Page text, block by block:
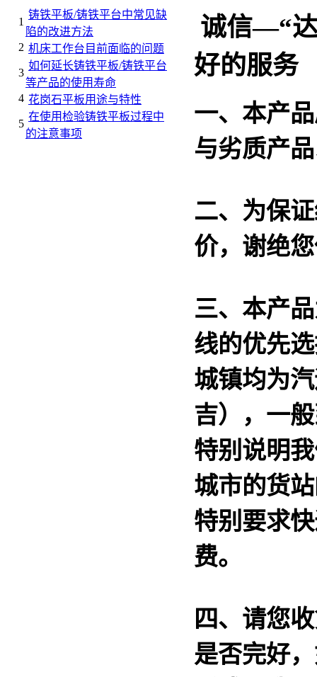
1
铸铁平板/铸铁平台中常见缺
陷的改进方法
2 机床工作台目前面临的问题
3
如何延长铸铁平板/铸铁平台
等产品的使用寿命
4 花岗石平板用途与特性
5
在使用检验铸铁平板过程中
的注意事项
诚信—“
好的服务
一、本产
与劣质产
二、为保
价，谢绝
三、本产
线的优先
城镇均为
吉），一
特别说明
城市的货
特别要求
费。
四、请您
是否完好